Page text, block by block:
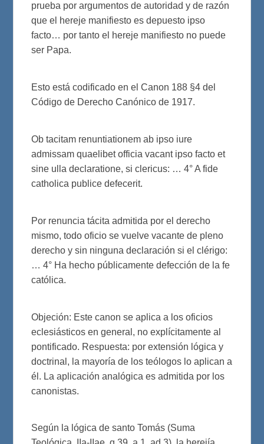
prueba por argumentos de autoridad y de razón
que el hereje manifiesto es depuesto ipso
facto… por tanto el hereje manifiesto no puede
ser Papa.
Esto está codificado en el Canon 188 §4 del
Código de Derecho Canónico de 1917.
Ob tacitam renuntiationem ab ipso iure
admissam quaelibet officia vacant ipso facto et
sine ulla declaratione, si clericus: … 4° A fide
catholica publice defecerit.
Por renuncia tácita admitida por el derecho
mismo, todo oficio se vuelve vacante de pleno
derecho y sin ninguna declaración si el clérigo:
… 4° Ha hecho públicamente defección de la fe
católica.
Objeción: Este canon se aplica a los oficios
eclesiásticos en general, no explícitamente al
pontificado. Respuesta: por extensión lógica y
doctrinal, la mayoría de los teólogos lo aplican a
él. La aplicación analógica es admitida por los
canonistas.
Según la lógica de santo Tomás (Suma